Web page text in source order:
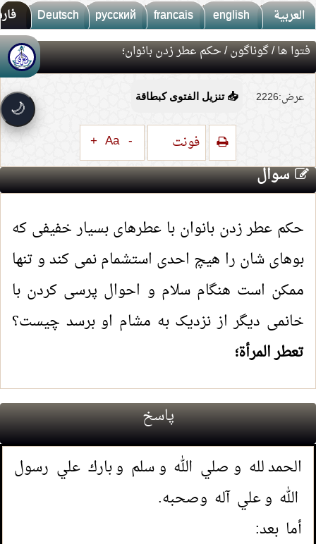
العربية english
francais
русский
Deutsch
🌙
🚀جديد الموقع!
⚡سرعة فائقة
🎨 واجهة أكثر أناقة وسهولة
🔔إشعارات ذكية
تتابع كل جديد بخطوة واحدة
فتوا ها/گوناگون/ حکم عطر زدن بانوان؛
عرض:2226 📥 تنزيل الفتوى كبطاقة
فونت -
Aa
+
سوال
حکم عطر زدن بانوان با عطرهای بسیار خفیفی که
بوهای شان را هیچ احدی استشمام نمی کند و تنها
ممکن است هنگام سلام و احوال پرسی کردن با
خانمی دیگر از نزدیک به مشام او برسد چیست؟
تعطر المرأة؛
پاسخ
الحمد لله و صلي الله و سلم و بارك علي رسول
الله و علي آله وصحبه.
أما بعد: